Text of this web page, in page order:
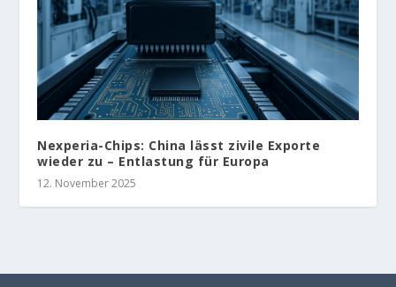
Nexperia-Chips: China lässt zivile Exporte
wieder zu – Entlastung für Europa
12. November 2025